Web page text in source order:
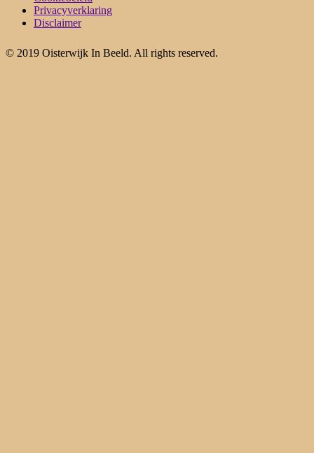
Privacyverklaring
Disclaimer
© 2019 Oisterwijk In Beeld. All rights reserved.